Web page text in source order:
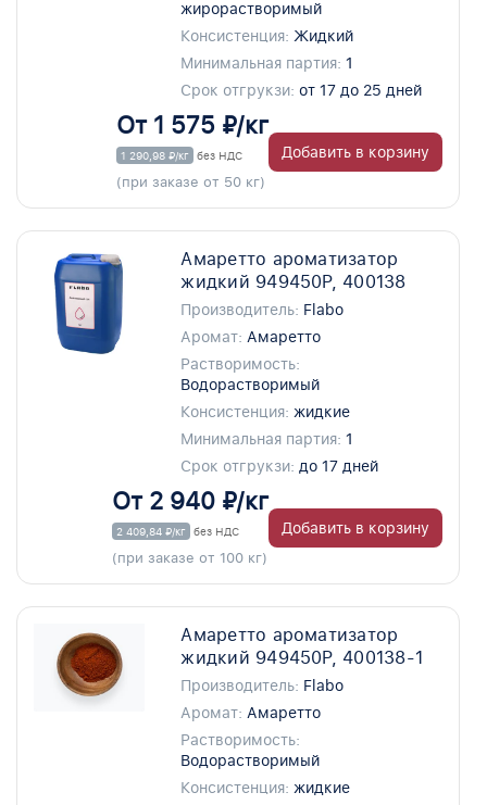
жирорастворимый
Консистенция: Жидкий
Минимальная партия: 1
Срок отгрукзи: от 17 до 25 дней
От 1 575 ₽/кг
1 290,98 ₽/кг без НДС
(при заказе от 50 кг)
Добавить в корзину
Амаретто ароматизатор
жидкий 949450P, 400138
Производитель: Flabo
Аромат: Амаретто
Растворимость:
Водорастворимый
Консистенция: жидкие
Минимальная партия: 1
Срок отгрукзи: до 17 дней
От 2 940 ₽/кг
2 409,84 ₽/кг без НДС
(при заказе от 100 кг)
Добавить в корзину
Амаретто ароматизатор
жидкий 949450P, 400138-1
Производитель: Flabo
Аромат: Амаретто
Растворимость:
Водорастворимый
Консистенция: жидкие